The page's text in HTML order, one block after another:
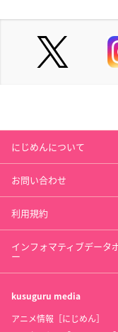
にじめんについて
お問い合わせ
利用規約
インフォマティブデータ
ー
kusuguru media
アニメ情報［にじめん］